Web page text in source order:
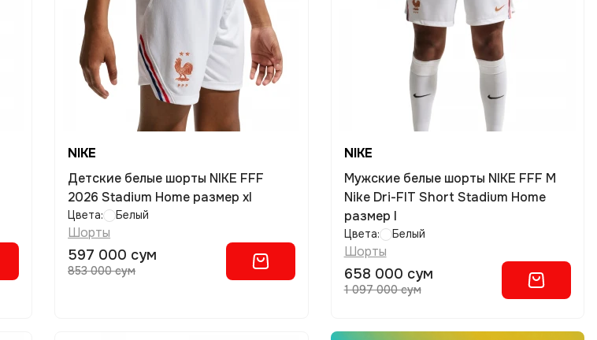
NIKE
Детские белые шорты NIKE FFF
2026 Stadium Home размер xl
Цвета: Белый
Шорты
597 000 сум
853 000 сум
NIKE
Мужские белые шорты NIKE FFF M
Nike Dri-FIT Short Stadium Home
размер l
Цвета: Белый
Шорты
658 000 сум
1 097 000 сум